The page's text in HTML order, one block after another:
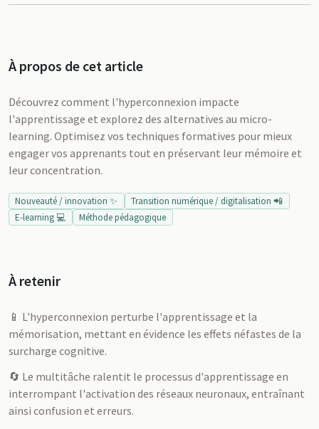
À propos de cet article
Découvrez comment l'hyperconnexion impacte
l'apprentissage et explorez des alternatives au micro-
learning. Optimisez vos techniques formatives pour mieux
engager vos apprenants tout en préservant leur mémoire et
leur concentration.
Nouveauté / innovation ✨
Transition numérique / digitalisation 📲
E-learning 💻
Méthode pédagogique
À retenir
📱 L'hyperconnexion perturbe l'apprentissage et la
mémorisation, mettant en évidence les effets néfastes de la
surcharge cognitive.
🔄 Le multitâche ralentit le processus d'apprentissage en
interrompant l'activation des réseaux neuronaux, entraînant
ainsi confusion et erreurs.